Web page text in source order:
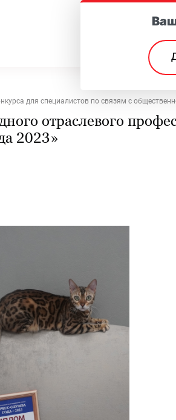
для специалистов по связям с
отраслевого
2023»